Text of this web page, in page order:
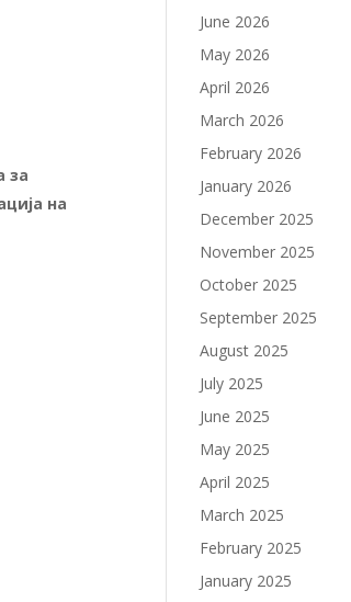
за
на
June 2026
May 2026
April 2026
March 2026
February 2026
January 2026
December 2025
November 2025
October 2025
September 2025
August 2025
July 2025
June 2025
May 2025
April 2025
March 2025
February 2025
January 2025